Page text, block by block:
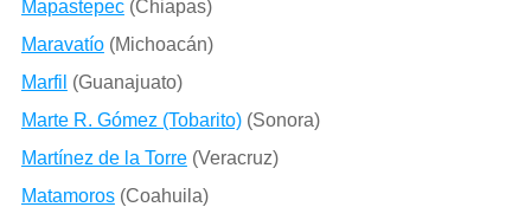
Mapastepec(Chiapas)
Maravatío(Michoacán)
Marfil (Guanajuato)
Marte R. Gómez (Tobarito)(Sonora)
Martínez de la Torre(Veracruz)
Matamoros(Coahuila)